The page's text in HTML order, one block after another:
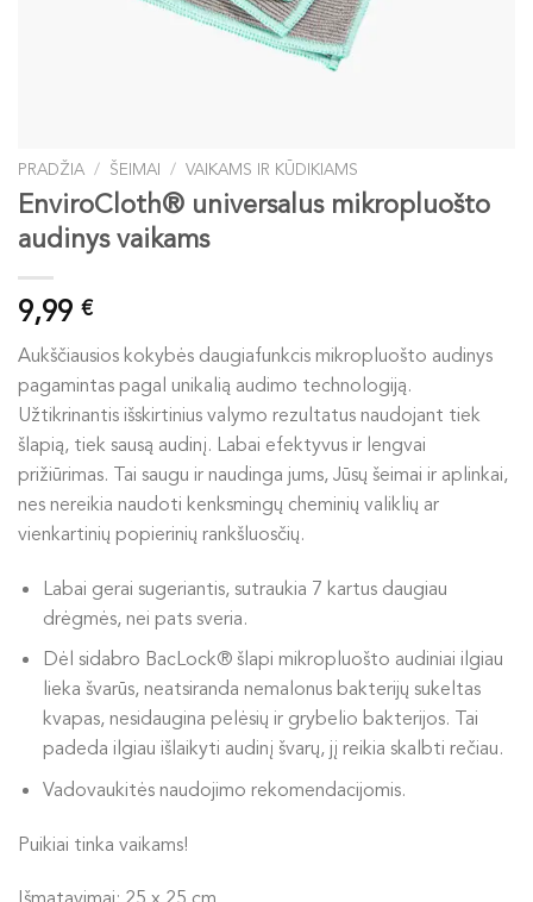
PRADŽIA / ŠEIMAI / VAIKAMS IR KŪDIKIAMS
EnviroCloth® universalus mikropluošto
audinys vaikams
9,99 €
Aukščiausios kokybės daugiafunkcis mikropluošto audinys
pagamintas pagal unikalią audimo technologiją.
Užtikrinantis išskirtinius valymo rezultatus naudojant tiek
šlapią, tiek sausą audinį. Labai efektyvus ir lengvai
prižiūrimas. Tai saugu ir naudinga jums, Jūsų šeimai ir aplinkai,
nes nereikia naudoti kenksmingų cheminių valiklių ar
vienkartinių popierinių rankšluosčių.
Labai gerai sugeriantis, sutraukia 7 kartus daugiau
drėgmės, nei pats sveria.
Dėl sidabro BacLock® šlapi mikropluošto audiniai ilgiau
lieka švarūs, neatsiranda nemalonus bakterijų sukeltas
kvapas, nesidaugina pelėsių ir grybelio bakterijos. Tai
padeda ilgiau išlaikyti audinį švarų, jį reikia skalbti rečiau.
Vadovaukitės naudojimo rekomendacijomis.
Puikiai tinka vaikams!